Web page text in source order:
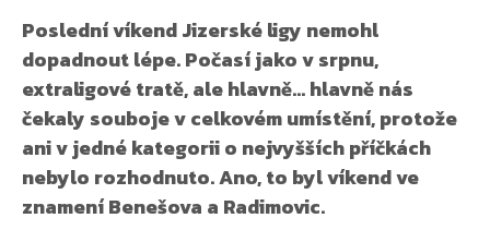
Poslední víkend Jizerské ligy nemohl
dopadnout lépe. Počasí jako v srpnu,
extraligové tratě, ale hlavně… hlavně nás
čekaly souboje v celkovém umístění, protože
ani v jedné kategorii o nejvyšších příčkách
nebylo rozhodnuto. Ano, to byl víkend ve
znamení Benešova a Radimovic.